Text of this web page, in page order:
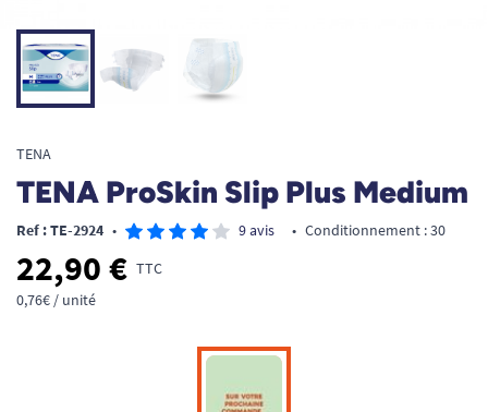
TENA
TENA ProSkin Slip Plus Medium
Ref : TE-2924 • 9 avis • Conditionnement : 30
22,90 € TTC
0,76€ / unité